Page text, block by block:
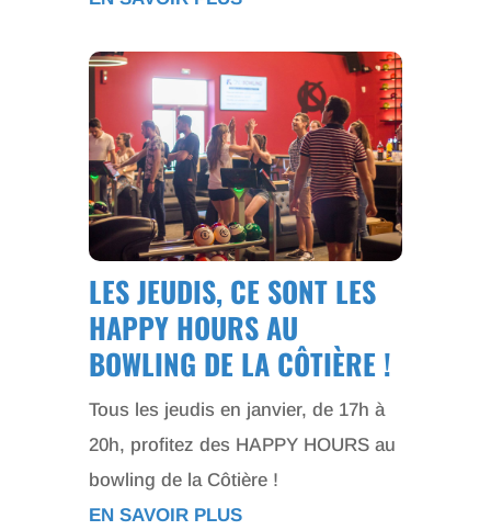
LES JEUDIS, CE SONT LES
HAPPY HOURS AU
BOWLING DE LA CÔTIÈRE !
Tous les jeudis en janvier, de 17h à
20h, profitez des HAPPY HOURS au
bowling de la Côtière !
EN SAVOIR PLUS